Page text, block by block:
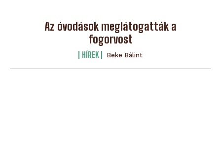
Az óvodások meglátogatták a
fogorvost
HÍREK Beke Bálint